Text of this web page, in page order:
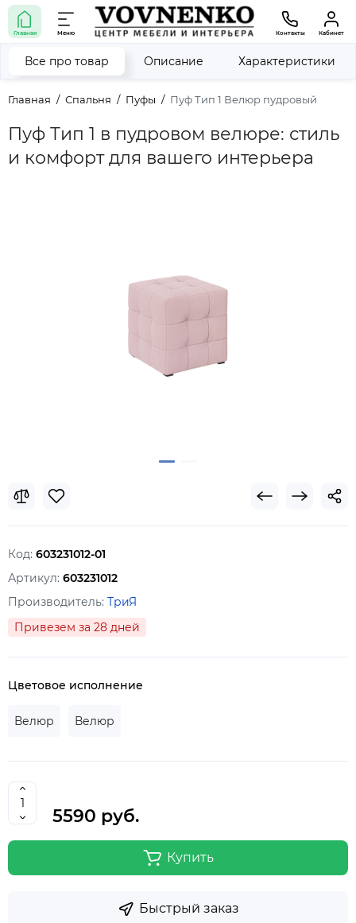
Главная Меню Контакты Кабинет
Главная Спальня Пуфы Пуф Тип 1 Велюр пудровый
Пуф Тип 1 в пудровом велюре: стиль
и комфорт для вашего интерьера
Все про товар Описание Характеристики
Код: 603231012-01
Артикул: 603231012
Производитель: ТриЯ
Привезем за 28 дней
Цветовое исполнение
Велюр Велюр
5590 руб.
Купить
Быстрый заказ